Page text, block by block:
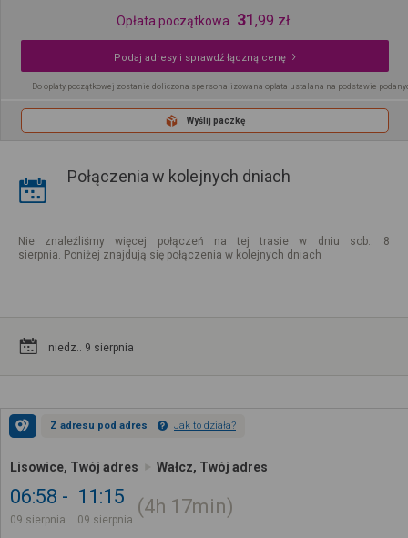
Opłata początkowa 31,99 zł
Podaj adresy i sprawdź łączną cenę
Do opłaty początkowej zostanie doliczona spersonalizowana opłata ustalana na podstawie
Wyślij paczkę
Połączenia w kolejnych dniach
Nie znaleźliśmy więcej połączeń na tej trasie w dniu sob.. 8
sierpnia. Poniżej znajdują się połączenia w kolejnych dniach
niedz.. 9 sierpnia
Z adresu pod adres Jak to działa?
Lisowice, Twój adres Wałcz, Twój adres
06:58
09 sierpnia
11:15
09 sierpnia
4h 17min